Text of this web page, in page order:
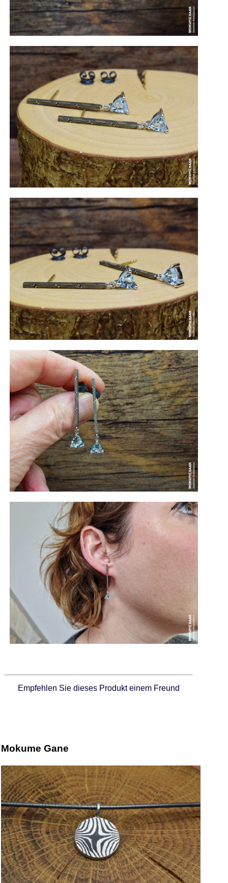
Empfehlen Sie dieses Produkt einem Freund
Mokume Gane